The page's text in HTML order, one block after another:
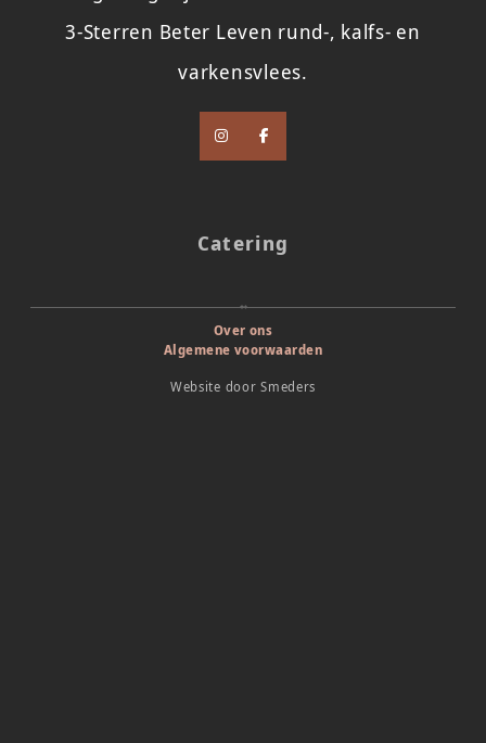
3-Sterren Beter Leven rund-, kalfs- en
varkensvlees.
Catering
Over ons
Algemene voorwaarden
Website doorSmeders